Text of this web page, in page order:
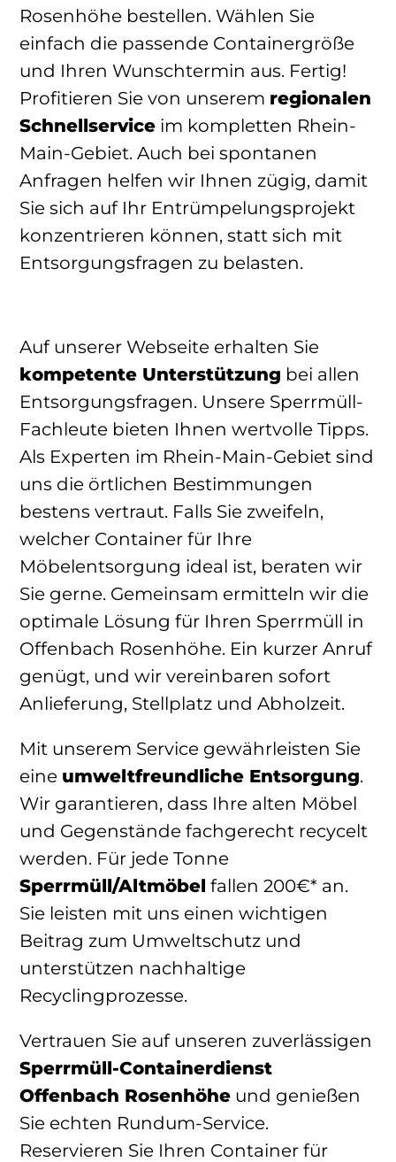
Rosenhöhe bestellen. Wählen Sie
einfach die passende Containergröße
und Ihren Wunschtermin aus. Fertig!
Profitieren Sie von unserem regionalen
Schnellservice im kompletten Rhein-
Main-Gebiet. Auch bei spontanen
Anfragen helfen wir Ihnen zügig, damit
Sie sich auf Ihr Entrümpelungsprojekt
konzentrieren können, statt sich mit
Entsorgungsfragen zu belasten.
Auf unserer Webseite erhalten Sie
kompetente Unterstützung bei allen
Entsorgungsfragen. Unsere Sperrmüll-
Fachleute bieten Ihnen wertvolle Tipps.
Als Experten im Rhein-Main-Gebiet sind
uns die örtlichen Bestimmungen
bestens vertraut. Falls Sie zweifeln,
welcher Container für Ihre
Möbelentsorgung ideal ist, beraten wir
Sie gerne. Gemeinsam ermitteln wir die
optimale Lösung für Ihren Sperrmüll in
Offenbach Rosenhöhe. Ein kurzer Anruf
genügt, und wir vereinbaren sofort
Anlieferung, Stellplatz und Abholzeit.
Mit unserem Service gewährleisten Sie
eine umweltfreundliche Entsorgung.
Wir garantieren, dass Ihre alten Möbel
und Gegenstände fachgerecht recycelt
werden. Für jede Tonne
Sperrmüll/Altmöbel fallen 200€* an.
Sie leisten mit uns einen wichtigen
Beitrag zum Umweltschutz und
unterstützen nachhaltige
Recyclingprozesse.
Vertrauen Sie auf unseren zuverlässigen
Sperrmüll-Containerdienst
Offenbach Rosenhöhe und genießen
Sie echten Rundum-Service.
Reservieren Sie Ihren Container für